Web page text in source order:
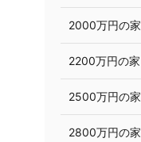
2000万円の家
2200万円の家
2500万円の家
2800万円の家